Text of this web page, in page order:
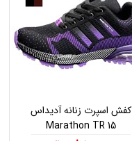
کفش اسپرت زنانه آدیداس
Marathon TR 15